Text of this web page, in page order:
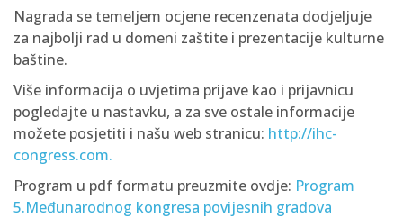
Nagrada se temeljem ocjene recenzenata dodjeljuje
za najbolji rad u domeni zaštite i prezentacije kulturne
baštine.
Više informacija o uvjetima prijave kao i prijavnicu
pogledajte u nastavku, a za sve ostale informacije
možete posjetiti i našu web stranicu: http://ihc-
congress.com.
Program u pdf formatu preuzmite ovdje: Program
5.Međunarodnog kongresa povijesnih gradova